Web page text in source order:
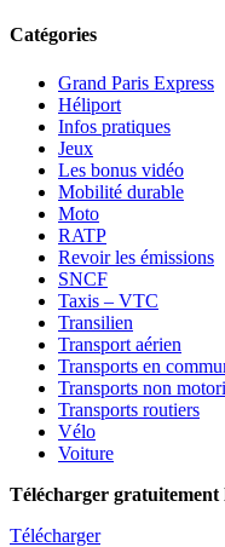
Catégories
Grand Paris Express
Héliport
Infos pratiques
Jeux
Les bonus vidéo
Mobilité durable
Moto
RATP
Revoir les émissions
SNCF
Taxis – VTC
Transilien
Transport aérien
Transports en
Transports non
Transports routiers
Vélo
Voiture
Télécharger
Télécharger